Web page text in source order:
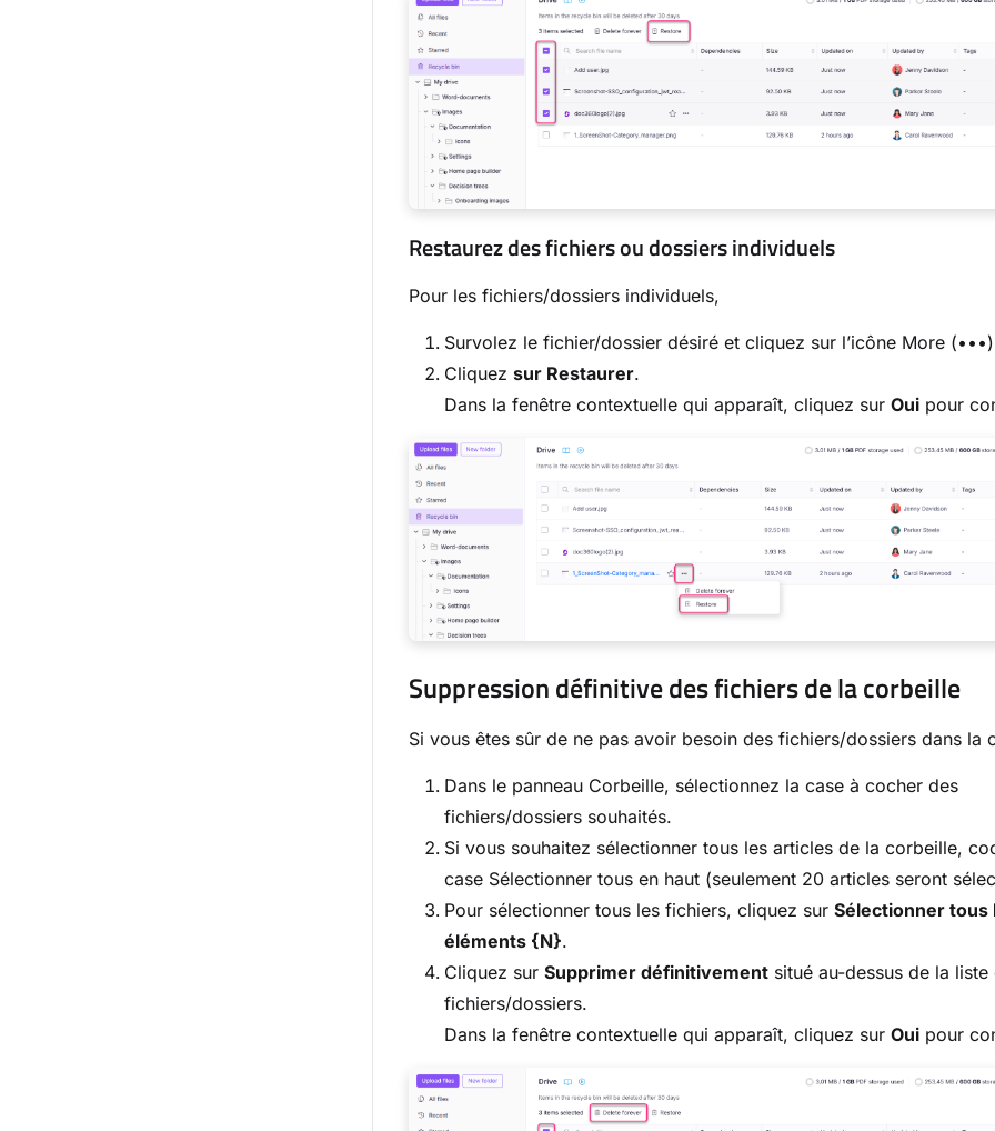
Restaurez des fichiers ou dossiers individuels
Pour les fichiers/dossiers individuels,
Survolez le fichier/dossier désiré et cliquez sur l’icône More
Cliquez sur Restaurer.
Dans la fenêtre contextuelle qui apparaît, cliquez sur Oui pour
Suppression définitive des fichiers de la corbeille
Si vous êtes sûr de ne pas avoir besoin des fichiers/dossiers dans la
Dans le panneau Corbeille, sélectionnez la case à cocher des
fichiers/dossiers souhaités.
Si vous souhaitez sélectionner tous les articles de la corbeille,
case Sélectionner tous en haut (seulement 20 articles seront
Pour sélectionner tous les fichiers, cliquez sur Sélectionner tous
éléments {N}.
Cliquez sur Supprimer définitivement situé au-dessus de la liste
fichiers/dossiers.
Dans la fenêtre contextuelle qui apparaît, cliquez sur Oui pour